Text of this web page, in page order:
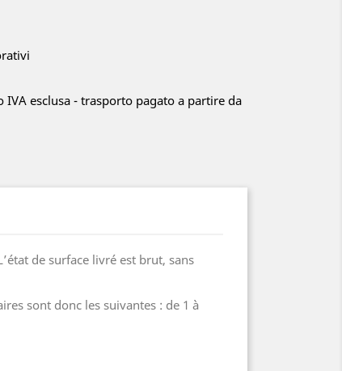
IVA esclusa - trasporto pagato a partire da
de surface livré est brut, sans
sont donc les suivantes : de 1 à